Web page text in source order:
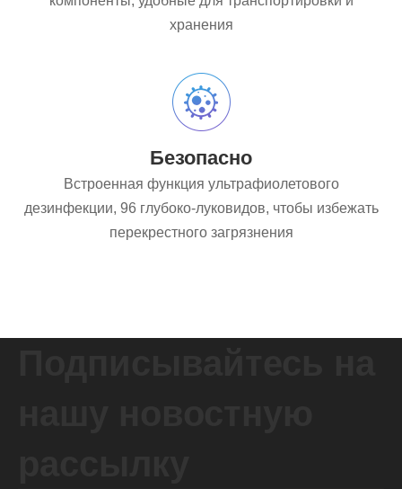
хранения
Безопасно
Встроенная функция ультрафиолетового
дезинфекции, 96 глубоко-луковидов, чтобы избежать
перекрестного загрязнения